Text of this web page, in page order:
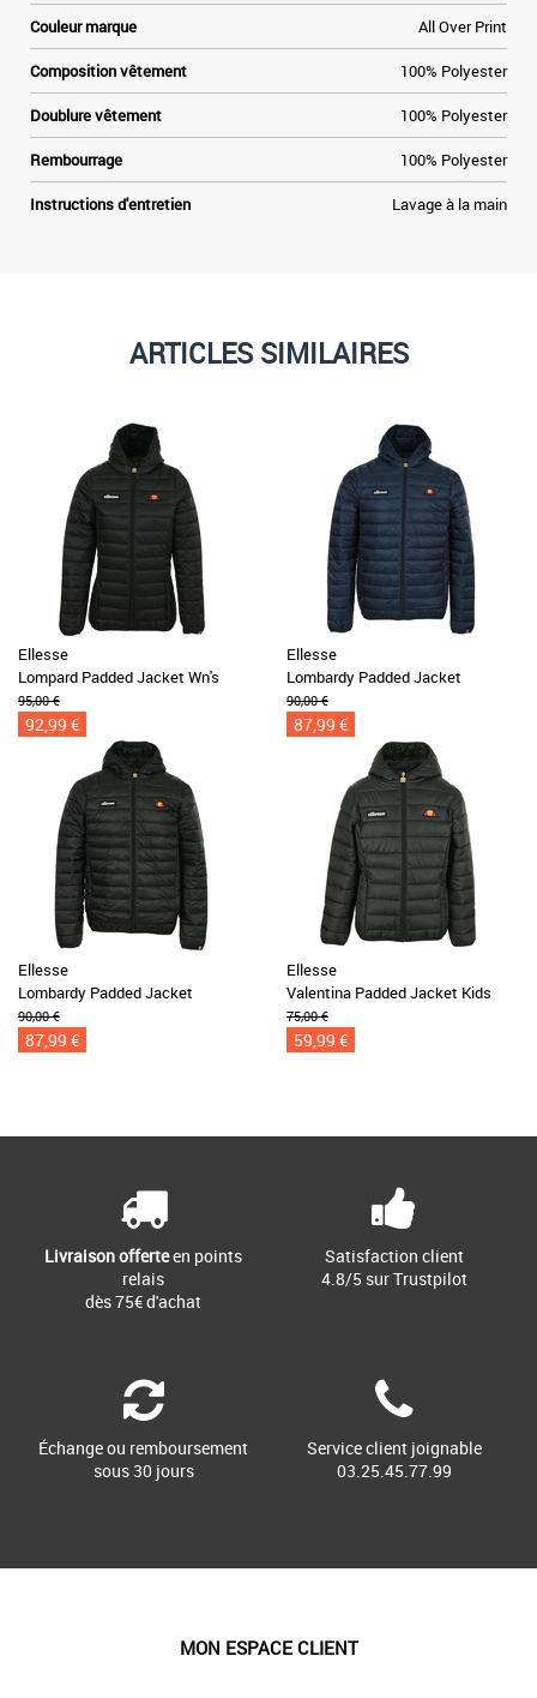
Couleur marque All Over Print
Composition vêtement 100% Polyester
Doublure vêtement 100% Polyester
Rembourrage 100% Polyester
Instructions d'entretien Lavage à la main
ARTICLES SIMILAIRES
Ellesse
Lompard Padded Jacket Wn's
95,00 €
92,99 €
Ellesse
Lombardy Padded Jacket
90,00 €
87,99 €
Ellesse
Lombardy Padded Jacket
90,00 €
87,99 €
Ellesse
Valentina Padded Jacket Kids
75,00 €
59,99 €
Livraison offerteen points
relais
dès 75€ d'achat
Satisfaction client
4.8/5 sur Trustpilot
Échange ou remboursement
sous 30 jours
Service client joignable
03.25.45.77.99
MON ESPACE CLIENT